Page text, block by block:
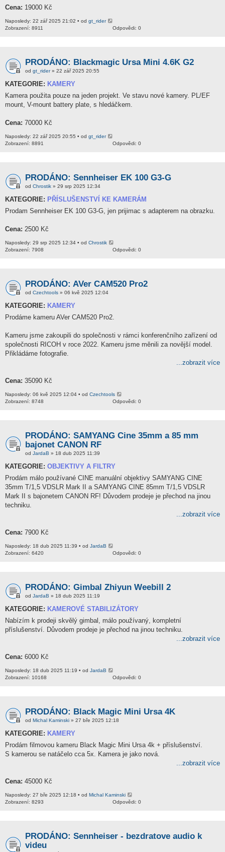
Cena: 19000 Kč
Naposledy: 22 zář 2025 21:02 • od gt_rider
Odpovědi: 0
Zobrazení: 8911
PRODÁNO: Blackmagic Ursa Mini 4.6K G2
od gt_rider» 22 zář 2025 20:55
KATEGORIE: KAMERY
Kamera použita pouze na jeden projekt. Ve stavu nové kamery. PL/EF
mount, V-mount battery plate, s hledáčkem.
Cena: 70000 Kč
Naposledy: 22 zář 2025 20:55 • od gt_rider
Odpovědi: 0
Zobrazení: 8891
PRODÁNO: Sennheiser EK 100 G3-G
od Chrostik » 29 srp 2025 12:34
KATEGORIE: PŘÍSLUŠENSTVÍ KE KAMERÁM
Prodam Sennheiser EK 100 G3-G, jen prijimac s adapterem na obrazku.
Cena: 2500 Kč
Naposledy: 29 srp 2025 12:34 • od Chrostik
Odpovědi: 0
Zobrazení: 7908
PRODÁNO: AVer CAM520 Pro2
od Czechtools » 06 kvě 2025 12:04
KATEGORIE: KAMERY
Prodáme kameru AVer CAM520 Pro2.
Kameru jsme zakoupili do společnosti v rámci konferenčního zařízení od
společnosti RICOH v roce 2022. Kameru jsme měnili za novější model.
Přikládáme fotografie.
...zobrazit více
Cena: 35090 Kč
Naposledy: 06 kvě 2025 12:04 • od Czechtools
Odpovědi: 0
Zobrazení: 8748
PRODÁNO: SAMYANG Cine 35mm a 85 mm
bajonet CANON RF
od JardaB » 18 dub 2025 11:39
KATEGORIE: OBJEKTIVY A FILTRY
Prodám málo používané CINE manuální objektivy SAMYANG CINE
35mm T/1,5 VDSLR Mark II a SAMYANG CINE 85mm T/1,5 VDSLR
Mark II s bajonetem CANON RF! Důvodem prodeje je přechod na jinou
techniku.
...zobrazit více
Cena: 7900 Kč
Naposledy: 18 dub 2025 11:39 • od JardaB
Odpovědi: 0
Zobrazení: 6420
PRODÁNO: Gimbal Zhiyun Weebill 2
od JardaB » 18 dub 2025 11:19
KATEGORIE: KAMEROVÉ STABILIZÁTORY
Nabízím k prodeji skvělý gimbal, málo používaný, kompletní
příslušenství. Důvodem prodeje je přechod na jinou techniku.
...zobrazit více
Cena: 6000 Kč
Naposledy: 18 dub 2025 11:19 • od JardaB
Odpovědi: 0
Zobrazení: 10168
PRODÁNO: Black Magic Mini Ursa 4K
od Michal Kaminski » 27 bře 2025 12:18
KATEGORIE: KAMERY
Prodám filmovou kameru Black Magic Mini Ursa 4k + příslušenství.
S kamerou se natáčelo cca 5x. Kamera je jako nová.
...zobrazit více
Cena: 45000 Kč
Naposledy: 27 bře 2025 12:18 • od Michal Kaminski
Odpovědi: 0
Zobrazení: 8293
PRODÁNO: Sennheiser - bezdratove audio k
videu